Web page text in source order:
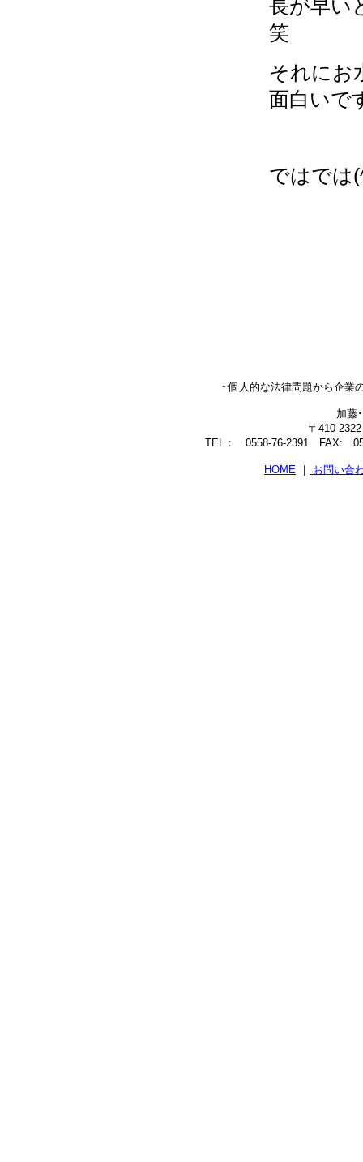
長が早い
笑
それにお
面白いで
ではでは
~個人的な法律問題から企業
加藤
〒410-
TEL： 0558-76-2391 FAX:
HOME ｜ お問い合